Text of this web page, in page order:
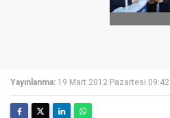
Yayınlanma: 19 Mart 2012 Pazartesi 09:42